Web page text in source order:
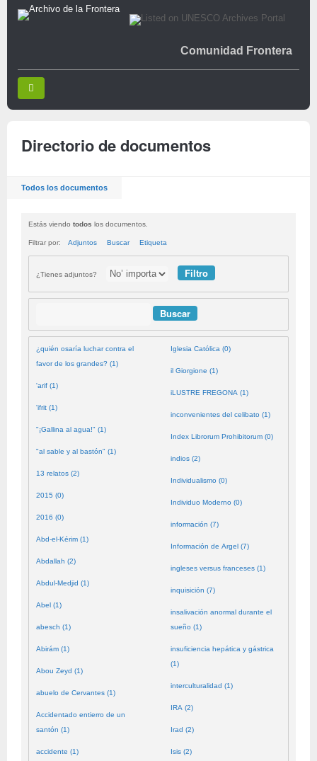
Comunidad Frontera
Directorio de documentos
Todos los documentos
Estás viendo todos los documentos.
Filtrar por: Adjuntos Buscar Etiqueta
¿Tienes adjuntos?
¿quién osaría luchar contra el
favor de los grandes? (1)
'arif (1)
'ifrit (1)
"¡Gallina al agua!" (1)
"al sable y al bastón" (1)
13 relatos (2)
2015 (0)
2016 (0)
Abd-el-Kérim (1)
Abdallah (2)
Abdul-Medjid (1)
Abel (1)
abesch (1)
Abirám (1)
Abou Zeyd (1)
abuelo de Cervantes (1)
Accidentado entierro de un
santón (1)
accidente (1)
Iglesia Católica (0)
il Giorgione (1)
iLUSTRE FREGONA (1)
inconvenientes del celibato (1)
Index Librorum Prohibitorum (0)
indios (2)
Individualismo (0)
Individuo Moderno (0)
información (7)
Información de Argel (7)
ingleses versus franceses (1)
inquisición (7)
insalivación anormal durante el
sueño (1)
insuficiencia hepática y gástrica
(1)
interculturalidad (1)
IRA (2)
Irad (2)
Isis (2)